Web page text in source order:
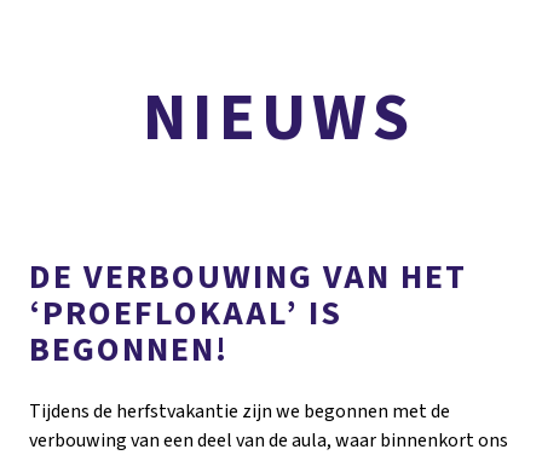
ACTUEEL
NIEUWS
DE VERBOUWING VAN HET
‘PROEFLOKAAL’ IS
BEGONNEN!
Tijdens de herfstvakantie zijn we begonnen met de
verbouwing van een deel van de aula, waar binnenkort ons